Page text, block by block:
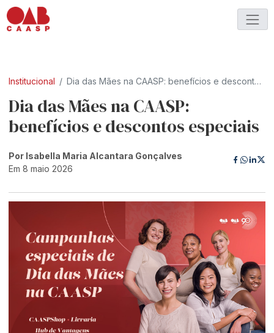
Institucional Dia das Mães na CAASP: benefícios e descontos especiais
Dia das Mães na CAASP:
benefícios e descontos especiais
Por Isabella Maria Alcantara Gonçalves
Em 8 maio 2026